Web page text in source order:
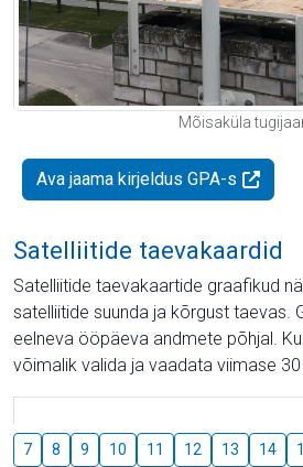
Mõisaküla
Ava jaama kirjeldus GPA-s
Satelliitide taevakaardid
Satelliitide taevakaartide graafikud
satelliitide suunda ja kõrgust taevas.
eelneva ööpäeva andmete põhjal.
võimalik valida ja vaadata viimase
7 8 9 10 11 12 13 14